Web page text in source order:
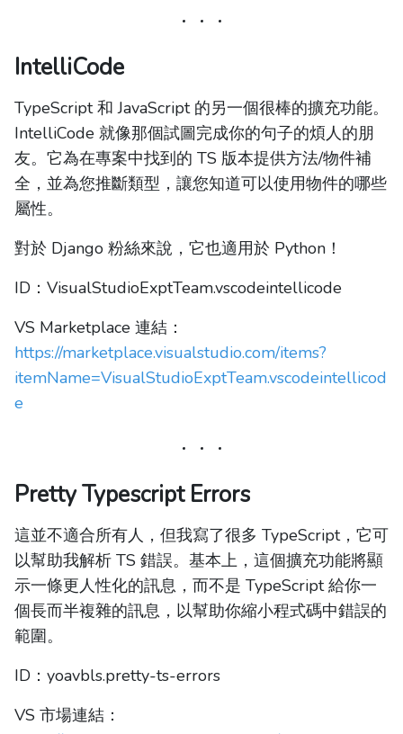
IntelliCode
TypeScript 和 JavaScript 的另一個很棒的擴充功能。
IntelliCode 就像那個試圖完成你的句子的煩人的朋
友。它為在專案中找到的 TS 版本提供方法/物件補
全，並為您推斷類型，讓您知道可以使用物件的哪些
屬性。
對於 Django 粉絲來說，它也適用於 Python！
ID：VisualStudioExptTeam.vscodeintellicode
VS Marketplace 連結：
https://marketplace.visualstudio.com/items?
itemName=VisualStudioExptTeam.vscodeintellicod
e
Pretty Typescript Errors
這並不適合所有人，但我寫了很多 TypeScript，它可
以幫助我解析 TS 錯誤。基本上，這個擴充功能將顯
示一條更人性化的訊息，而不是 TypeScript 給你一
個長而半複雜的訊息，以幫助你縮小程式碼中錯誤的
範圍。
ID：yoavbls.pretty-ts-errors
VS 市場連結：